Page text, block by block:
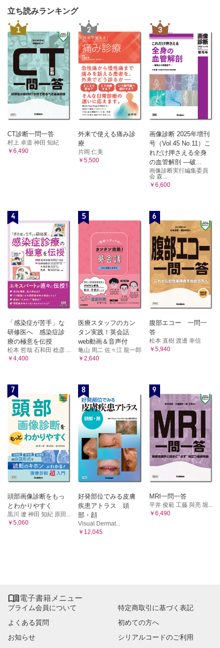
立ち読みランキング
1
CT診断一問一答
村上 卓道 神田 知紀
￥6,490
2
外来で使える痛み診
療
片岡 仁美
￥5,500
3
画像診断 2025年増刊
号（Vol.45 No.11）こ
れだけ押さえる全身
の血管解剖 ―破...
画像診断実行編集委員
会 森...
￥6,600
4
「感染症が苦手」な
研修医へ 感染症診
療の極意を伝授
松本 哲哉 石和田 稔彦 ...
￥4,400
5
医療スタッフのカン
タン実践！英会話
web動画＆音声付
亀山 周二 佐々江 龍一郎
￥2,640
6
腹部エコー 一問一
答
松本 直樹 渡邊 幸信
￥5,940
7
頭部画像診断をもっ
とわかりやすく
黒川 遼 神田 知紀 原田...
￥5,060
8
好発部位でみる皮膚
疾患アトラス 頭
部・顔
Visual Dermat...
￥12,045
9
MRI一問一答
平井 俊範 工藤 與亮 堀...
￥6,490
電子書籍メニュー
プライム会員について
特定商取引に基づく表記
よくある質問
初めての方へ
お知らせ
シリアルコードのご利用